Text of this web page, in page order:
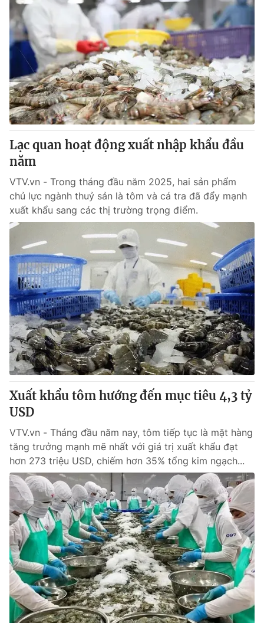
Lạc quan hoạt động xuất nhập khẩu đầu
năm
VTV.vn - Trong tháng đầu năm 2025, hai sản phẩm
chủ lực ngành thuỷ sản là tôm và cá tra đã đẩy mạnh
xuất khẩu sang các thị trường trọng điểm.
Xuất khẩu tôm hướng đến mục tiêu 4,3 tỷ
USD
VTV.vn - Tháng đầu năm nay, tôm tiếp tục là mặt hàng
tăng trưởng mạnh mẽ nhất với giá trị xuất khẩu đạt
hơn 273 triệu USD, chiếm hơn 35% tổng kim ngạch...